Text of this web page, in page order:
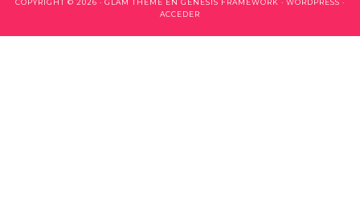
COPYRIGHT © 2026 · GLAM THEME EN GENESIS FRAMEWORK · WORDPRESS ·
ACCEDER